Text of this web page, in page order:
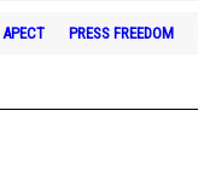
АРЕСТ PRESS FREEDOM